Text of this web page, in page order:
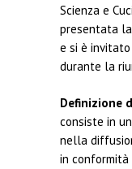
Scienza e
presentata
e si è
durante la
Definizione
consiste in
nella
in